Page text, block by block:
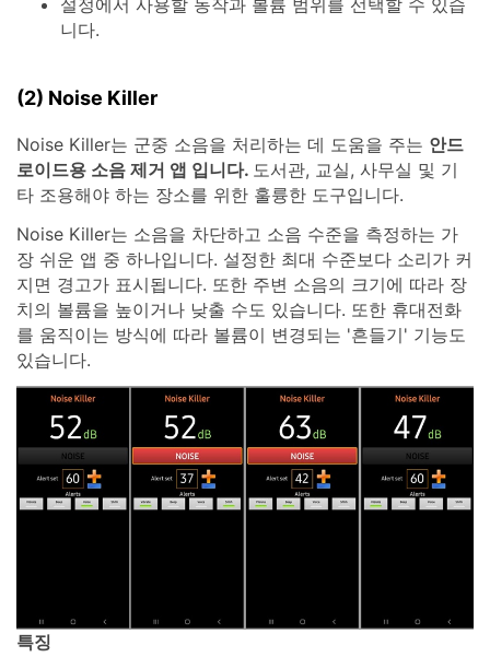
설정에서 사용할 동작과 볼륨 범위를 선택할 수 있습
니다.
(2) Noise Killer
Noise Killer는 군중 소음을 처리하는 데 도움을 주는 안드
로이드용 소음 제거 앱 입니다. 도서관, 교실, 사무실 및 기
타 조용해야 하는 장소를 위한 훌륭한 도구입니다.
Noise Killer는 소음을 차단하고 소음 수준을 측정하는 가
장 쉬운 앱 중 하나입니다. 설정한 최대 수준보다 소리가 커
지면 경고가 표시됩니다. 또한 주변 소음의 크기에 따라 장
치의 볼륨을 높이거나 낮출 수도 있습니다. 또한 휴대전화
를 움직이는 방식에 따라 볼륨이 변경되는 '흔들기' 기능도
있습니다.
특징